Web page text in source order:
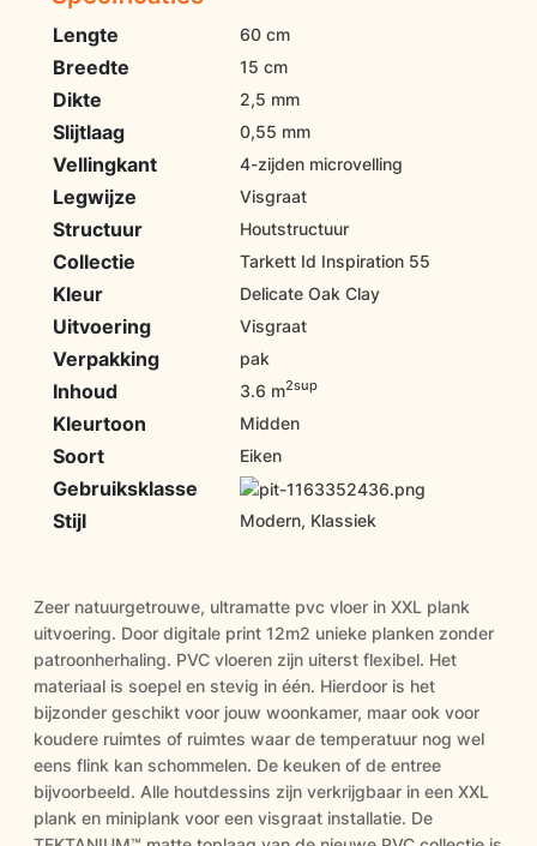
Lengte 60 cm
Breedte 15 cm
Dikte 2,5 mm
Slijtlaag 0,55 mm
Vellingkant 4-zijden microvelling
Legwijze Visgraat
Structuur Houtstructuur
Collectie Tarkett Id Inspiration 55
Kleur Delicate Oak Clay
Uitvoering Visgraat
Verpakking pak
Inhoud 3.6 m2sup
Kleurtoon Midden
Soort Eiken
Gebruiksklasse
Stijl
Modern, Klassiek
Zeer natuurgetrouwe, ultramatte pvc vloer in XXL plank
uitvoering. Door digitale print 12m2 unieke planken zonder
patroonherhaling. PVC vloeren zijn uiterst flexibel. Het
materiaal is soepel en stevig in één. Hierdoor is het
bijzonder geschikt voor jouw woonkamer, maar ook voor
koudere ruimtes of ruimtes waar de temperatuur nog wel
eens flink kan schommelen. De keuken of de entree
bijvoorbeeld. Alle houtdessins zijn verkrijgbaar in een XXL
plank en miniplank voor een visgraat installatie. De